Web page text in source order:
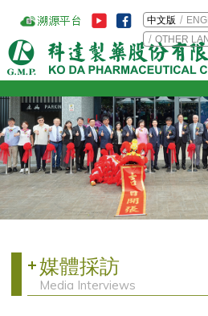
中文版
OTHER
媒體採訪
Media Interviews